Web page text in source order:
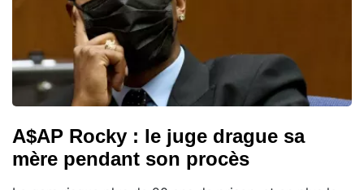
A$AP Rocky : le juge drague sa
mère pendant son procès